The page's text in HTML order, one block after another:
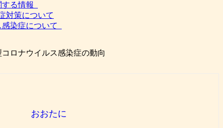
る情報
対策について
染症について
ロナウイルス感染症の動向
おおたに